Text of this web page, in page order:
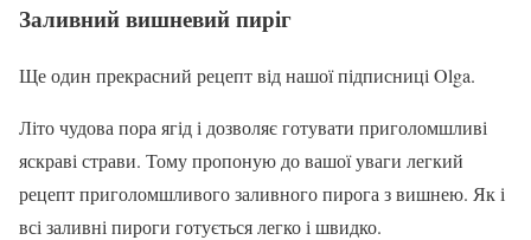
Заливний вишневий пиріг
Ще один прекрасний рецепт від нашої підписниці Olga.
Літо чудова пора ягід і дозволяє готувати приголомшливі
яскраві страви. Тому пропоную до вашої уваги легкий
рецепт приголомшливого заливного пирога з вишнею. Як і
всі заливні пироги готується легко і швидко.